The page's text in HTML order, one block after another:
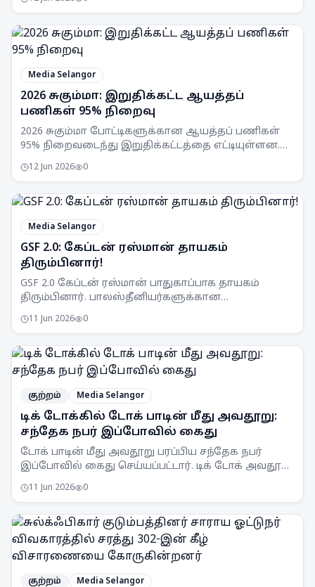
எதிராக APMM தொடர்ந்து கண்காணிப்பு
Media Selangor
2026 சுகும்மா: இறுதிக்கட்ட ஆயத்தப்
பணிகள் 95% நிறைவு
2026 சுகும்மா போட்டிகளுக்கான ஆயத்தப் பணிகள்
95% நிறைவடைந்து இறுதிக்கட்டத்தை எட்டியுள்ளன.
கிட்டத்தட்ட முழுமையடைந்துள்ளன.
12 Jun 2026 0
Media Selangor
GSF 2.0: கேப்டன் ரஸ்மான் தாயகம்
திரும்பினார்!
GSF 2.0 கேப்டன் ரஸ்மான் பாதுகாப்பாக தாயகம்
திரும்பினார். பாலஸ்தீனியர்களுக்கான
11 Jun 2026 0
குற்றம் Media Selangor
டிக் டோக்கில் டோக் பாடின் மீது அவதூறு:
சந்தேக நபர் இப்போவில் கைது
டோக் பாடின் மீது அவதூறு பரப்பிய சந்தேக நபர்
இப்போவில் கைது செய்யப்பட்டார். டிக் டோக் அவதூறு
11 Jun 2026 0
குற்றம் Media Selangor